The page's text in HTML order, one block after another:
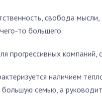
свобода
то большего.
прогрессивных компаний,
наличием
семью, а